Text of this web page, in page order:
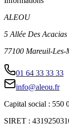
ALEOU
5 Allée Des Acacias
77100 Mareuil-Les-
01 64 33 33 33
info@aleou.fr
Capital social : 550
SIRET :